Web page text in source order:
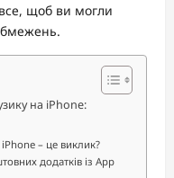
все, щоб ви могли
на iPhone:
– це виклик?
додатків із App